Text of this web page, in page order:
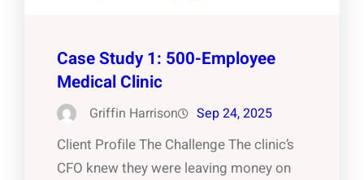
Case Study 1: 500-Employee
Medical Clinic
Griffin Harrison Sep 24, 2025
Client Profile The Challenge The clinic’s
CFO knew they were leaving money on